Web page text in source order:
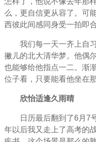
么，更自信更从容了。可
西彼此间感同身受一拍即合
我们每一天一齐上自
撇儿的北大清华梦。他偶
也能够给他指点一二。渐
位子看，只要能看他坐在
欣怡适逢久雨晴
日历最后翻到了6月7
年以后我又走上了高考的